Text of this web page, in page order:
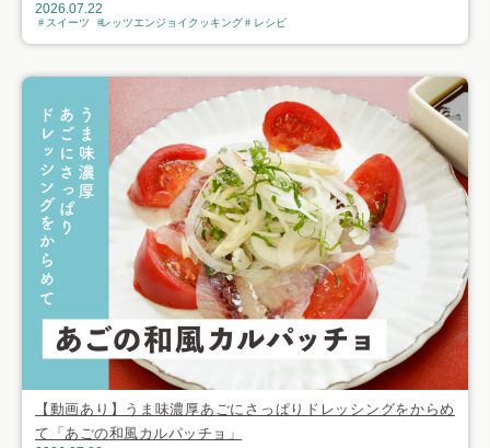
2026.07.22
スイーツ レッツエンジョイクッキング レシピ
【動画あり】うま味濃厚あごにさっぱりドレッシングをからめ
て「あごの和風カルパッチョ」